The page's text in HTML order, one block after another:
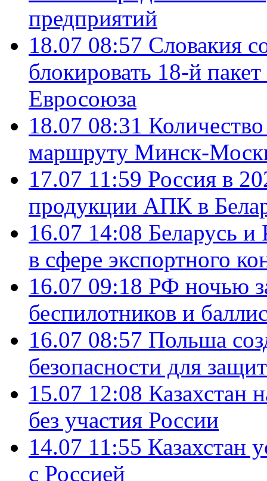
предприятий
18.07 08:57 Словакия
блокировать 18-й
Евросоюза
18.07 08:31
маршруту Минск-
17.07 11:59 Россия в
продукции АПК в
16.07 14:08 Беларусь и
в сфере экспортного
16.07 09:18 РФ ночью
беспилотников и
16.07 08:57 Польша
безопасности для
15.07 12:08 Казахстан
без участия России
14.07 11:55 Казахстан
с Россией